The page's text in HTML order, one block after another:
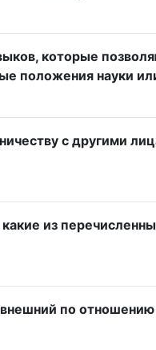
которые
положения науки
с другими
какие из
по